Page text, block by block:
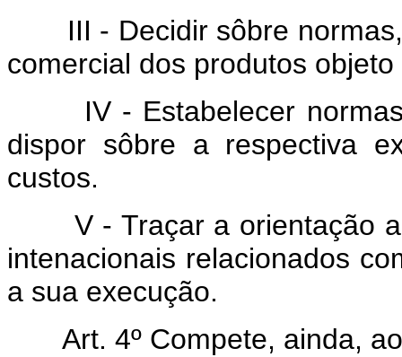
III - Decidir sôbre normas,
comercial dos produtos
IV - Estabelecer normas
dispor sôbre a respectiva
custos.
V - Traçar a orientação a
intenacionais relacionados
a sua execução.
Art. 4º Compete, ainda,